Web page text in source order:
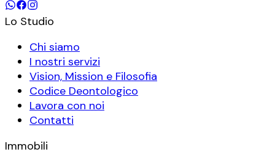
Lo Studio
Chi siamo
I nostri servizi
Vision, Mission e Filosofia
Codice Deontologico
Lavora con noi
Contatti
Immobili